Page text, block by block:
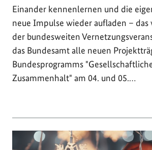
Einander kennenlernen und die
neue Impulse wieder aufladen – das
der bundesweiten
das Bundesamt alle neuen
Bundesprogramms
Zusammenhalt" am 04. und 05.…